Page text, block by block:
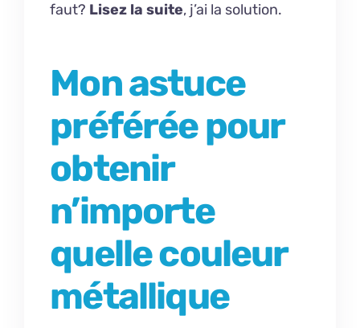
faut? Lisez la suite, j’ai la solution.
Mon astuce
préférée pour
obtenir
n’importe
quelle couleur
métallique